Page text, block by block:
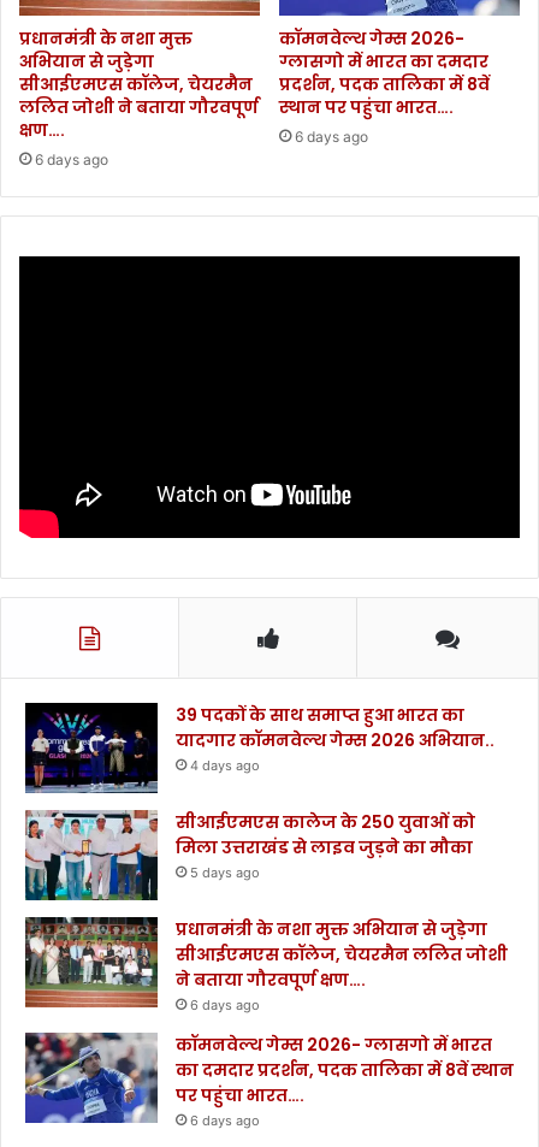
वि
ल
को
ड
ज
ल्द
ला
क
प्रधानमंत्री के नशा मुक्त
अभियान से जुड़ेगा
सीआईएमएस कॉलेज, चेयरमैन
ललित जोशी ने बताया गौरवपूर्ण
क्षण….
6 days ago
कॉमनवेल्थ गेम्स 2026-
ग्लासगो में भारत का दमदार
प्रदर्शन, पदक तालिका में 8वें
स्थान पर पहुंचा भारत….
6 days ago
39 पदकों के साथ समाप्त हुआ भारत का
यादगार कॉमनवेल्थ गेम्स 2026 अभियान..
4 days ago
सीआईएमएस कालेज के 250 युवाओं को
मिला उत्तराखंड से लाइव जुड़ने का मौका
5 days ago
प्रधानमंत्री के नशा मुक्त अभियान से जुड़ेगा
सीआईएमएस कॉलेज, चेयरमैन ललित जोशी
ने बताया गौरवपूर्ण क्षण….
6 days ago
कॉमनवेल्थ गेम्स 2026- ग्लासगो में भारत
का दमदार प्रदर्शन, पदक तालिका में 8वें स्थान
पर पहुंचा भारत….
6 days ago